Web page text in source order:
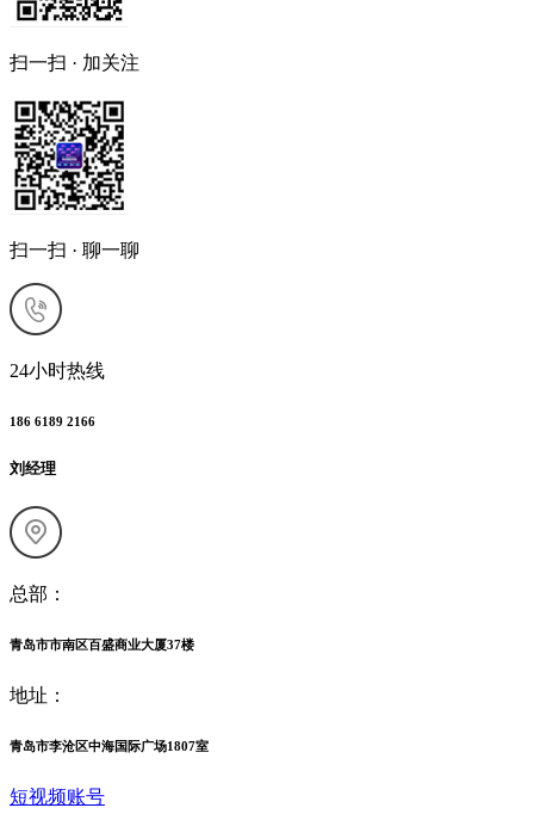
扫一扫 · 加关注
扫一扫 · 聊一聊
24小时热线
186 6189 2166
刘经理
总部：
青岛市市南区百盛商业大厦37楼
地址：
青岛市李沧区中海国际广场1807室
短视频账号